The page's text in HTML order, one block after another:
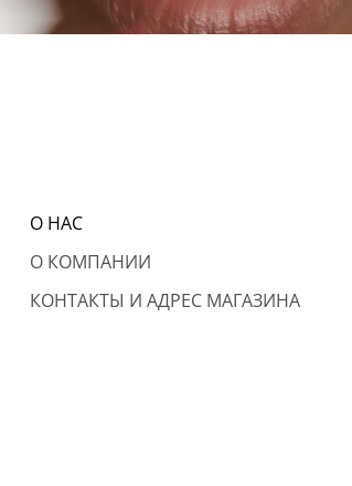
О НАС
О КОМПАНИИ
КОНТАКТЫ И АДРЕС МАГАЗИНА